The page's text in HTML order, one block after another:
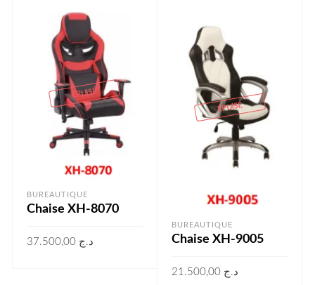
ÉPUISÉ
BUREAUTIQUE
Chaise XH-8070
د.ج 37.500,00
ÉPUISÉ
BUREAUTIQUE
Chaise XH-9005
د.ج